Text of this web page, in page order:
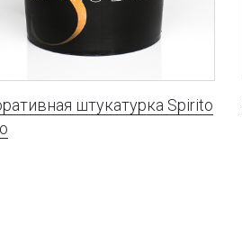
штукатурка Spirito